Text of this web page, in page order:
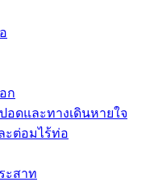
ก
ดและทางเดินหายใจ
ะต่อมไร้ท่อ
ะสาท